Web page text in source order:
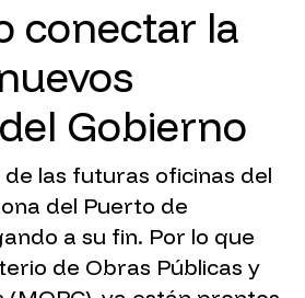
conectar la
Gobierno
las futuras oficinas del
del Puerto de
a su fin. Por lo que
de Obras Públicas y